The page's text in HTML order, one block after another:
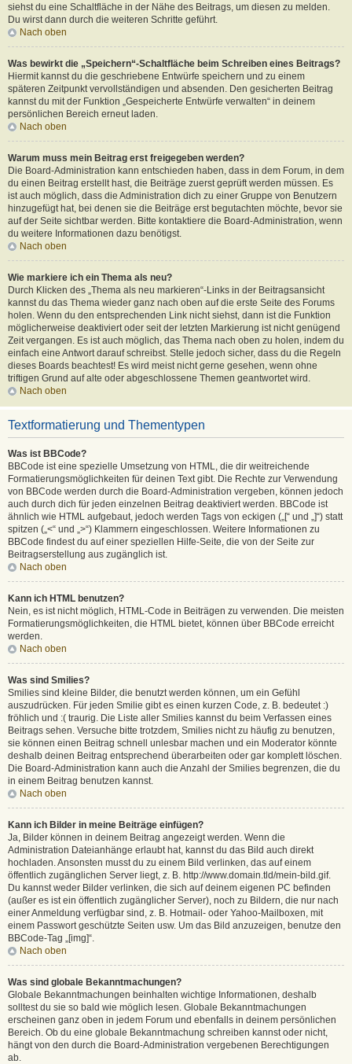
siehst du eine Schaltfläche in der Nähe des Beitrags, um diesen zu melden.
Du wirst dann durch die weiteren Schritte geführt.
Nach oben
Was bewirkt die „Speichern“-Schaltfläche beim Schreiben eines Beitrags?
Hiermit kannst du die geschriebene Entwürfe speichern und zu einem
späteren Zeitpunkt vervollständigen und absenden. Den gesicherten Beitrag
kannst du mit der Funktion „Gespeicherte Entwürfe verwalten“ in deinem
persönlichen Bereich erneut laden.
Nach oben
Warum muss mein Beitrag erst freigegeben werden?
Die Board-Administration kann entschieden haben, dass in dem Forum, in dem
du einen Beitrag erstellt hast, die Beiträge zuerst geprüft werden müssen. Es
ist auch möglich, dass die Administration dich zu einer Gruppe von Benutzern
hinzugefügt hat, bei denen sie die Beiträge erst begutachten möchte, bevor sie
auf der Seite sichtbar werden. Bitte kontaktiere die Board-Administration, wenn
du weitere Informationen dazu benötigst.
Nach oben
Wie markiere ich ein Thema als neu?
Durch Klicken des „Thema als neu markieren“-Links in der Beitragsansicht
kannst du das Thema wieder ganz nach oben auf die erste Seite des Forums
holen. Wenn du den entsprechenden Link nicht siehst, dann ist die Funktion
möglicherweise deaktiviert oder seit der letzten Markierung ist nicht genügend
Zeit vergangen. Es ist auch möglich, das Thema nach oben zu holen, indem du
einfach eine Antwort darauf schreibst. Stelle jedoch sicher, dass du die Regeln
dieses Boards beachtest! Es wird meist nicht gerne gesehen, wenn ohne
triftigen Grund auf alte oder abgeschlossene Themen geantwortet wird.
Nach oben
Textformatierung und Thementypen
Was ist BBCode?
BBCode ist eine spezielle Umsetzung von HTML, die dir weitreichende
Formatierungsmöglichkeiten für deinen Text gibt. Die Rechte zur Verwendung
von BBCode werden durch die Board-Administration vergeben, können jedoch
auch durch dich für jeden einzelnen Beitrag deaktiviert werden. BBCode ist
ähnlich wie HTML aufgebaut, jedoch werden Tags von eckigen („[“ und „]“) statt
spitzen („<“ und „>“) Klammern eingeschlossen. Weitere Informationen zu
BBCode findest du auf einer speziellen Hilfe-Seite, die von der Seite zur
Beitragserstellung aus zugänglich ist.
Nach oben
Kann ich HTML benutzen?
Nein, es ist nicht möglich, HTML-Code in Beiträgen zu verwenden. Die meisten
Formatierungsmöglichkeiten, die HTML bietet, können über BBCode erreicht
werden.
Nach oben
Was sind Smilies?
Smilies sind kleine Bilder, die benutzt werden können, um ein Gefühl
auszudrücken. Für jeden Smilie gibt es einen kurzen Code, z. B. bedeutet :)
fröhlich und :( traurig. Die Liste aller Smilies kannst du beim Verfassen eines
Beitrags sehen. Versuche bitte trotzdem, Smilies nicht zu häufig zu benutzen,
sie können einen Beitrag schnell unlesbar machen und ein Moderator könnte
deshalb deinen Beitrag entsprechend überarbeiten oder gar komplett löschen.
Die Board-Administration kann auch die Anzahl der Smilies begrenzen, die du
in einem Beitrag benutzen kannst.
Nach oben
Kann ich Bilder in meine Beiträge einfügen?
Ja, Bilder können in deinem Beitrag angezeigt werden. Wenn die
Administration Dateianhänge erlaubt hat, kannst du das Bild auch direkt
hochladen. Ansonsten musst du zu einem Bild verlinken, das auf einem
öffentlich zugänglichen Server liegt, z. B. http://www.domain.tld/mein-bild.gif.
Du kannst weder Bilder verlinken, die sich auf deinem eigenen PC befinden
(außer es ist ein öffentlich zugänglicher Server), noch zu Bildern, die nur nach
einer Anmeldung verfügbar sind, z. B. Hotmail- oder Yahoo-Mailboxen, mit
einem Passwort geschützte Seiten usw. Um das Bild anzuzeigen, benutze den
BBCode-Tag „[img]“.
Nach oben
Was sind globale Bekanntmachungen?
Globale Bekanntmachungen beinhalten wichtige Informationen, deshalb
solltest du sie so bald wie möglich lesen. Globale Bekanntmachungen
erscheinen ganz oben in jedem Forum und ebenfalls in deinem persönlichen
Bereich. Ob du eine globale Bekanntmachung schreiben kannst oder nicht,
hängt von den durch die Board-Administration vergebenen Berechtigungen
ab.